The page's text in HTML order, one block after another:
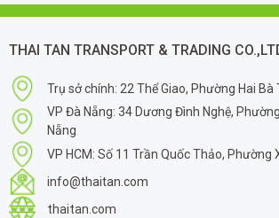
THAI TAN TRANSPORT & TRADING
Trụ sở chính: 22 Thể Giao, Phường Hai Bà
VP Đà Nẵng: 34 Dương Đình Nghệ,
Nẵng
VP HCM: Số 11 Trần Quốc Thảo, Phường
info@thaitan.com
thaitan.com